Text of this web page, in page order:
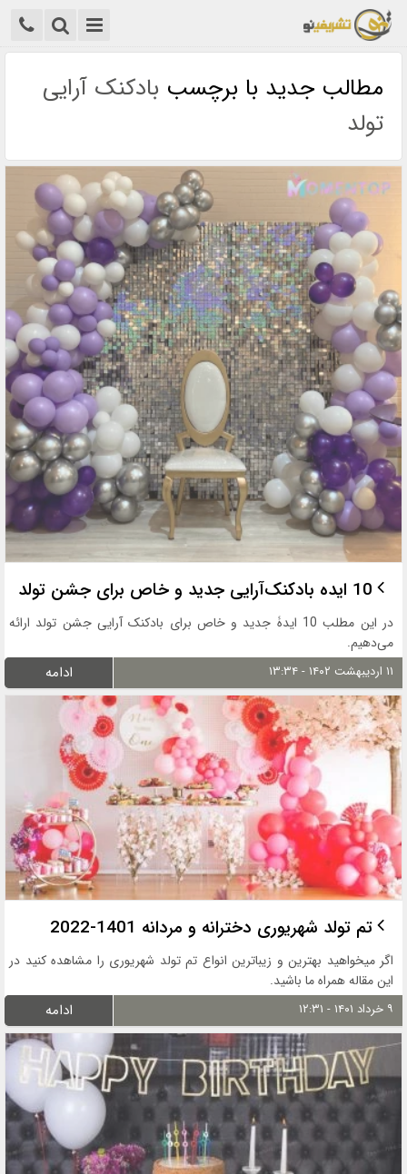
مطالب جدید با برچسب بادکنک آرایی
تولد
10 ایده بادکنک‌آرایی جدید و خاص برای جشن تولد
در این مطلب 10 ایدۀ جدید و خاص برای بادکنک آرایی جشن تولد ارائه
می‌دهیم.
۱۱ اردیبهشت ۱۴۰۲ - ۱۳:۳۴ ادامه
تم تولد شهریوری دخترانه و مردانه 1401-2022
اگر میخواهید بهترین و زیباترین انواع تم تولد شهریوری را مشاهده کنید در
این مقاله همراه ما باشید.
۹ خرداد ۱۴۰۱ - ۱۲:۳۱ ادامه